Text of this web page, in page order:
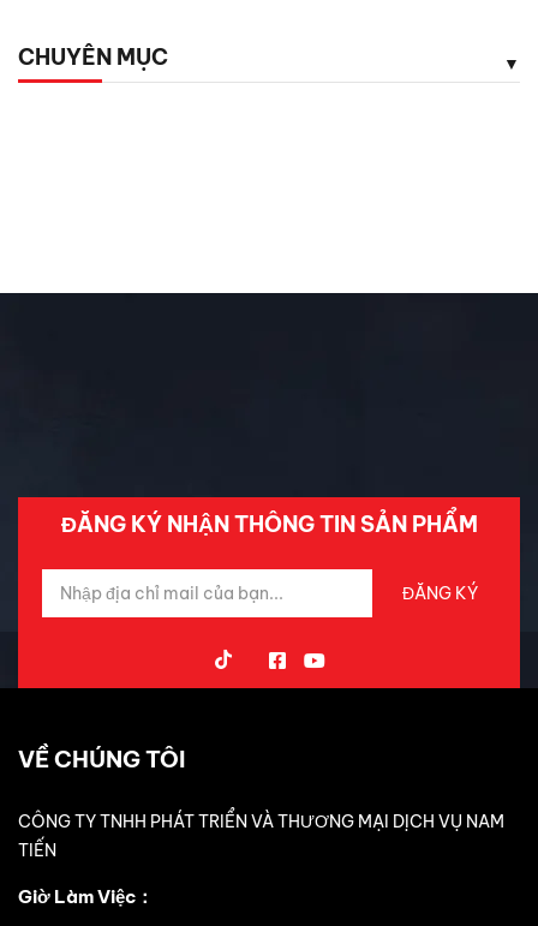
5 phụ kiện ô tô giá rẻ nhưng cực kỳ cần thiết cho tài xế
CHUYÊN MỤC
ĐĂNG KÝ NHẬN THÔNG TIN SẢN PHẨM
VỀ CHÚNG TÔI
CÔNG TY TNHH PHÁT TRIỂN VÀ THƯƠNG MẠI DỊCH VỤ NAM
TIẾN
Giờ Làm Việc：